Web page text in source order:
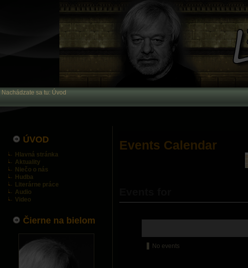
Nachádzate sa tu: Úvod
ÚVOD
Hlavná stránka
Aktuality
Niečo o nás
Hudba
Literárne práce
Audio
Video
Čierne na bielom
Events Calendar
No events